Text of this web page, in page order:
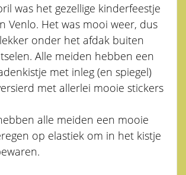
was het gezellige kinderfeestje
Venlo. Het was mooi weer, dus
onder het afdak buiten
Alle meiden hebben een
met inleg (en spiegel)
met allerlei mooie stickers
alle meiden een mooie
op elastiek om in het kistje